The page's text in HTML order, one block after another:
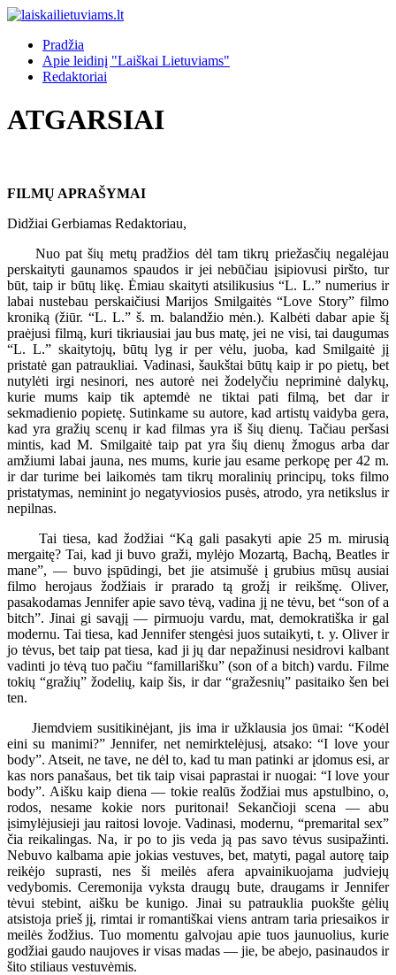
Pradžia
Apie leidinį "Laiškai Lietuviams"
Redaktoriai
ATGARSIAI
FILMŲ APRAŠYMAI
Didžiai Gerbiamas Redaktoriau,
Nuo pat šių metų pradžios dėl tam tikrų priežasčių negalėjau
perskaityti gaunamos spaudos ir jei nebūčiau įsipiovusi piršto, tur
būt, taip ir būtų likę. Ėmiau skaityti atsilikusius “L. L.” numerius ir
labai nustebau perskaičiusi Marijos Smilgaitės “Love Story” filmo
kroniką (žiūr. “L. L.” š. m. balandžio mėn.). Kalbėti dabar apie šį
praėjusi filmą, kuri tikriausiai jau bus matę, jei ne visi, tai daugumas
“L. L.” skaitytojų, būtų lyg ir per vėlu, juoba, kad Smilgaitė jį
pristatė gan patraukliai. Vadinasi, šaukštai būtų kaip ir po pietų, bet
nutylėti irgi nesinori, nes autorė nei žodelyčiu nepriminė dalykų,
kurie mums kaip tik aptemdė ne tiktai pati filmą, bet dar ir
sekmadienio popietę. Sutinkame su autore, kad artistų vaidyba gera,
kad yra gražių scenų ir kad filmas yra iš šių dienų. Tačiau peršasi
mintis, kad M. Smilgaitė taip pat yra šių dienų žmogus arba dar
amžiumi labai jauna, nes mums, kurie jau esame perkopę per 42 m.
ir dar turime bei laikomės tam tikrų moralinių principų, toks filmo
pristatymas, neminint jo negatyviosios pusės, atrodo, yra netikslus ir
nepilnas.
Tai tiesa, kad žodžiai “Ką gali pasakyti apie 25 m. mirusią
mergaitę? Tai, kad ji buvo graži, mylėjo Mozartą, Bachą, Beatles ir
mane”, — buvo įspūdingi, bet jie atsimušė į grubius mūsų ausiai
filmo herojaus žodžiais ir prarado tą grožį ir reikšmę. Oliver,
pasakodamas Jennifer apie savo tėvą, vadina jį ne tėvu, bet “son of a
bitch”. Jinai gi savąjį — pirmuoju vardu, mat, demokratiška ir gal
modernu. Tai tiesa, kad Jennifer stengėsi juos sutaikyti, t. y. Oliver ir
jo tėvus, bet taip pat tiesa, kad ji jų dar nepažinusi nesidrovi kalbant
vadinti jo tėvą tuo pačiu “famillarišku” (son of a bitch) vardu. Filme
tokių “gražių” žodelių, kaip šis, ir dar “gražesnių” pasitaiko šen bei
ten.
Jiemdviem susitikinėjant, jis ima ir užklausia jos ūmai: “Kodėl
eini su manimi?” Jennifer, net nemirktelėjusį, atsako: “I love your
body”. Atseit, ne tave, ne dėl to, kad tu man patinki ar įdomus esi, ar
kas nors panašaus, bet tik taip visai paprastai ir nuogai: “I love your
body”. Aišku kaip diena — tokie realūs žodžiai mus apstulbino, o,
rodos, nesame kokie nors puritonai! Sekančioji scena — abu
įsimylėjusieji jau raitosi lovoje. Vadinasi, modernu, “premarital sex”
čia reikalingas. Na, ir po to jis veda ją pas savo tėvus susipažinti.
Nebuvo kalbama apie jokias vestuves, bet, matyti, pagal autorę taip
reikėjo suprasti, nes ši meilės afera apvainikuojama judviejų
vedybomis. Ceremonija vyksta draugų bute, draugams ir Jennifer
tėvui stebint, aišku be kunigo. Jinai su patrauklia puokšte gėlių
atsistoja prieš jį, rimtai ir romantiškai viens antram taria priesaikos ir
meilės žodžius. Tuo momentu galvojau apie tuos jaunuolius, kurie
godžiai gaudo naujoves ir visas madas — jie, be abejo, pasinaudos ir
šito stiliaus vestuvėmis.